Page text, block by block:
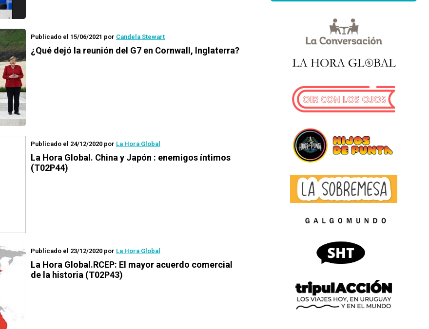
Publicado el 15/06/2021 por Candela Stewart
¿Qué dejó la reunión del G7 en Cornwall, Inglaterra?
Publicado el 24/12/2020 por La Hora Global
La Hora Global. China y Japón : enemigos íntimos
(T02P44)
Publicado el 23/12/2020 por La Hora Global
La Hora Global.RCEP: El mayor acuerdo comercial
de la historia (T02P43)